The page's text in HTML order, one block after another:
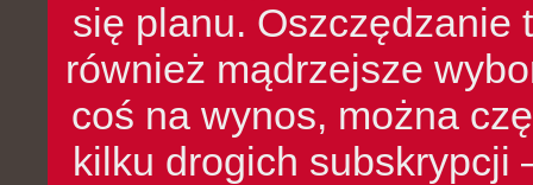
się planu. Oszczędzanie
również mądrzejsze
coś na wynos, można
kilku drogich subskrypcji